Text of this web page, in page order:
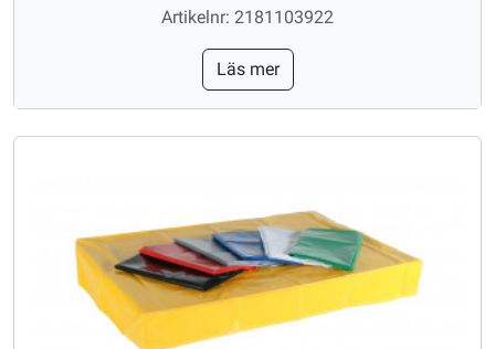
Artikelnr: 2181103922
Läs mer